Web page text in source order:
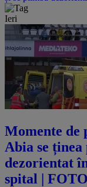
Ieri
Momente de
Abia se
dezorientat
spital | FOTO